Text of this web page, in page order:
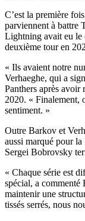
C’est la première
parviennent à battre
Lightning avait eu le
deuxième tour en
« Ils avaient notre
Verhaeghe, qui a
Panthers après
2020. « Finalement,
sentiment. »
Outre Barkov et
aussi marqué pour
Sergei Bobrovsky
« Chaque série est
spécial, a
maintenir une
tissés serrés, nous